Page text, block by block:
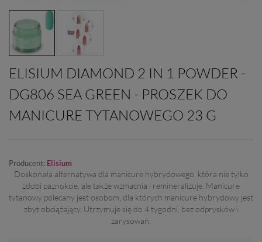
ELISIUM DIAMOND 2 IN 1 POWDER -
DG806 SEA GREEN - PROSZEK DO
MANICURE TYTANOWEGO 23 G
Producent: Elisium
Doskonała alternatywa dla manicure hybrydowego, która nie tylko
zdobi paznokcie, ale także wzmacnia i remineralizuje. Manicure
tytanowy polecany jest osobom, dla których manicure hybrydowy jest
zbyt obciążający. Utrzymuje się do 4 tygodni, bez odprysków i
zarysowań.